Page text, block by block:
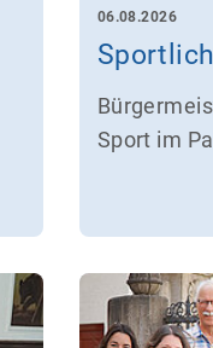
06.08.2026
Sport im